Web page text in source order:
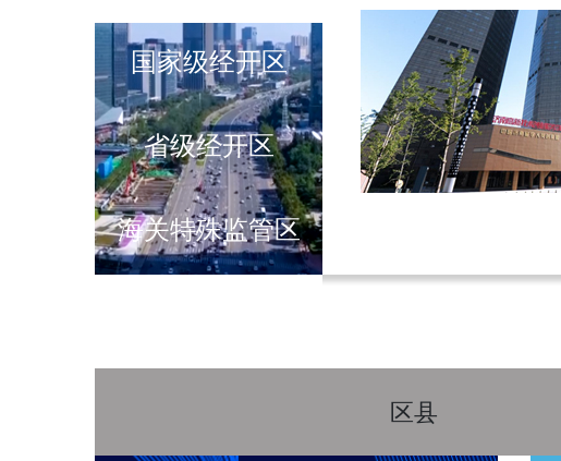
国家级经开区
省级经开区
海关特殊监管区
区县